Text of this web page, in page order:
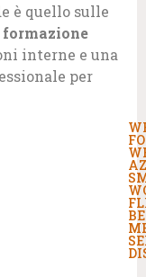
è quello sulle
interne e una
per